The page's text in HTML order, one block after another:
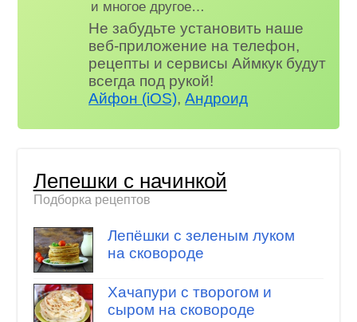
и многое другое…
Не забудьте установить наше
веб-приложение на телефон,
рецепты и сервисы Аймкук будут
всегда под рукой!
Айфон (iOS),Андроид
Лепешки с начинкой
Подборка рецептов
Лепёшки с зеленым луком
на сковороде
Хачапури с творогом и
сыром на сковороде